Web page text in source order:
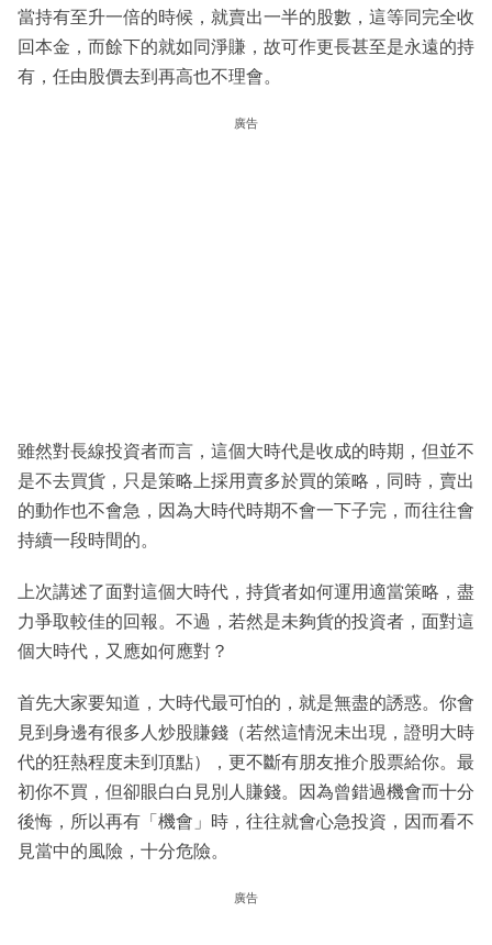
當持有至升一倍的時候，就賣出一半的股數，這等同完全收
回本金，而餘下的就如同淨賺，故可作更長甚至是永遠的持
有，任由股價去到再高也不理會。
廣告
雖然對長線投資者而言，這個大時代是收成的時期，但並不
是不去買貨，只是策略上採用賣多於買的策略，同時，賣出
的動作也不會急，因為大時代時期不會一下子完，而往往會
持續一段時間的。
上次講述了面對這個大時代，持貨者如何運用適當策略，盡
力爭取較佳的回報。不過，若然是未夠貨的投資者，面對這
個大時代，又應如何應對？
首先大家要知道，大時代最可怕的，就是無盡的誘惑。你會
見到身邊有很多人炒股賺錢（若然這情況未出現，證明大時
代的狂熱程度未到頂點），更不斷有朋友推介股票給你。最
初你不買，但卻眼白白見別人賺錢。因為曾錯過機會而十分
後悔，所以再有「機會」時，往往就會心急投資，因而看不
見當中的風險，十分危險。
廣告